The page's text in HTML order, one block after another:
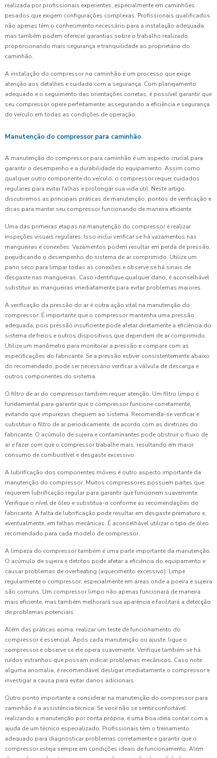
realizada por profissionais experientes, especialmente em caminhões
pesados que exigem configurações complexas. Profissionais qualificados
não apenas têm o conhecimento necessário para a instalação adequada,
mas também podem oferecer garantias sobre o trabalho realizado,
proporcionando mais segurança e tranquilidade ao proprietário do
caminhão.
A instalação do compressor no caminhão é um processo que exige
atenção aos detalhes e cuidado com a segurança. Com planejamento
adequado e o seguimento das orientações corretas, é possível garantir que
seu compressor opere perfeitamente, assegurando a eficiência e segurança
do veículo em todas as condições de operação.
Manutenção do compressor para caminhão
A manutenção do compressor para caminhão é um aspecto crucial para
garantir o desempenho e a durabilidade do equipamento. Assim como
qualquer outro componente do veículo, o compressor requer cuidados
regulares para evitar falhas e prolongar sua vida útil. Neste artigo,
discutiremos as principais práticas de manutenção, pontos de verificação e
dicas para manter seu compressor funcionando de maneira eficiente.
Uma das primeiras etapas na manutenção do compressor é realizar
inspeções visuais regulares. Isso inclui verificar se há vazamentos nas
mangueiras e conexões. Vazamentos podem resultar em perda de pressão,
prejudicando o desempenho do sistema de ar comprimido. Utilize um
pano seco para limpar todas as conexões e observe se há sinais de
desgaste nas mangueiras. Caso identifique qualquer dano, é aconselhável
substituir as mangueiras imediatamente para evitar problemas maiores.
A verificação da pressão do ar é outra ação vital na manutenção do
compressor. É importante que o compressor mantenha uma pressão
adequada, pois pressão insuficiente pode afetar diretamente a eficiência do
sistema de freios e outros dispositivos que dependem de ar comprimido.
Utilize um manômetro para monitorar a pressão e compare com as
especificações do fabricante. Se a pressão estiver consistentemente abaixo
do recomendado, pode ser necessário verificar a válvula de descarga e
outros componentes do sistema.
O filtro de ar do compressor também requer atenção. Um filtro limpo é
fundamental para garantir que o compressor funcione corretamente,
evitando que impurezas cheguem ao sistema. Recomenda-se verificar e
substituir o filtro de ar periodicamente, de acordo com as diretrizes do
fabricante. O acúmulo de sujeira e contaminantes pode obstruir o fluxo de
ar e fazer com que o compressor trabalhe mais, resultando em maior
consumo de combustível e desgaste excessivo.
A lubrificação dos componentes móveis é outro aspecto importante da
manutenção do compressor. Muitos compressores possuem partes que
requerem lubrificação regular para garantir que funcionem suavemente.
Verifique o nível de óleo e substitua-o conforme as recomendações do
fabricante. A falta de lubrificação pode resultar em desgaste prematuro e,
eventualmente, em falhas mecânicas. É aconselhável utilizar o tipo de óleo
recomendado para cada modelo de compressor.
A limpeza do compressor também é uma parte importante da manutenção.
O acúmulo de sujeira e detritos pode afetar a eficiência do equipamento e
causar problemas de overheating (aquecimento excessivo). Limpe
regularmente o compressor, especialmente em áreas onde a poeira e sujeira
são comuns. Um compressor limpo não apenas funcionará de maneira
mais eficiente, mas também melhorará sua aparência e facilitará a detecção
de problemas potenciais.
Além das práticas acima, realizar um teste de funcionamento do
compressor é essencial. Após cada manutenção ou ajuste, ligue o
compressor e observe se ele opera suavemente. Verifique também se há
ruídos estranhos que possam indicar problemas mecânicos. Caso note
alguma anomalia, é recomendável desligar imediatamente o compressor e
investigar a causa para evitar danos adicionais.
Outro ponto importante a considerar na manutenção do compressor para
caminhão é a assistência técnica. Se você não se sentir confortável
realizando a manutenção por conta própria, é uma boa ideia contar com a
ajuda de um técnico especializado. Profissionais têm o treinamento
adequado para diagnosticar problemas corretamente e garantir que o
compressor esteja sempre em condições ideais de funcionamento. Além